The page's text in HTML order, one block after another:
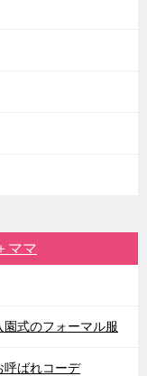
ママ
園式のフォーマル服
呼ばれコーデ